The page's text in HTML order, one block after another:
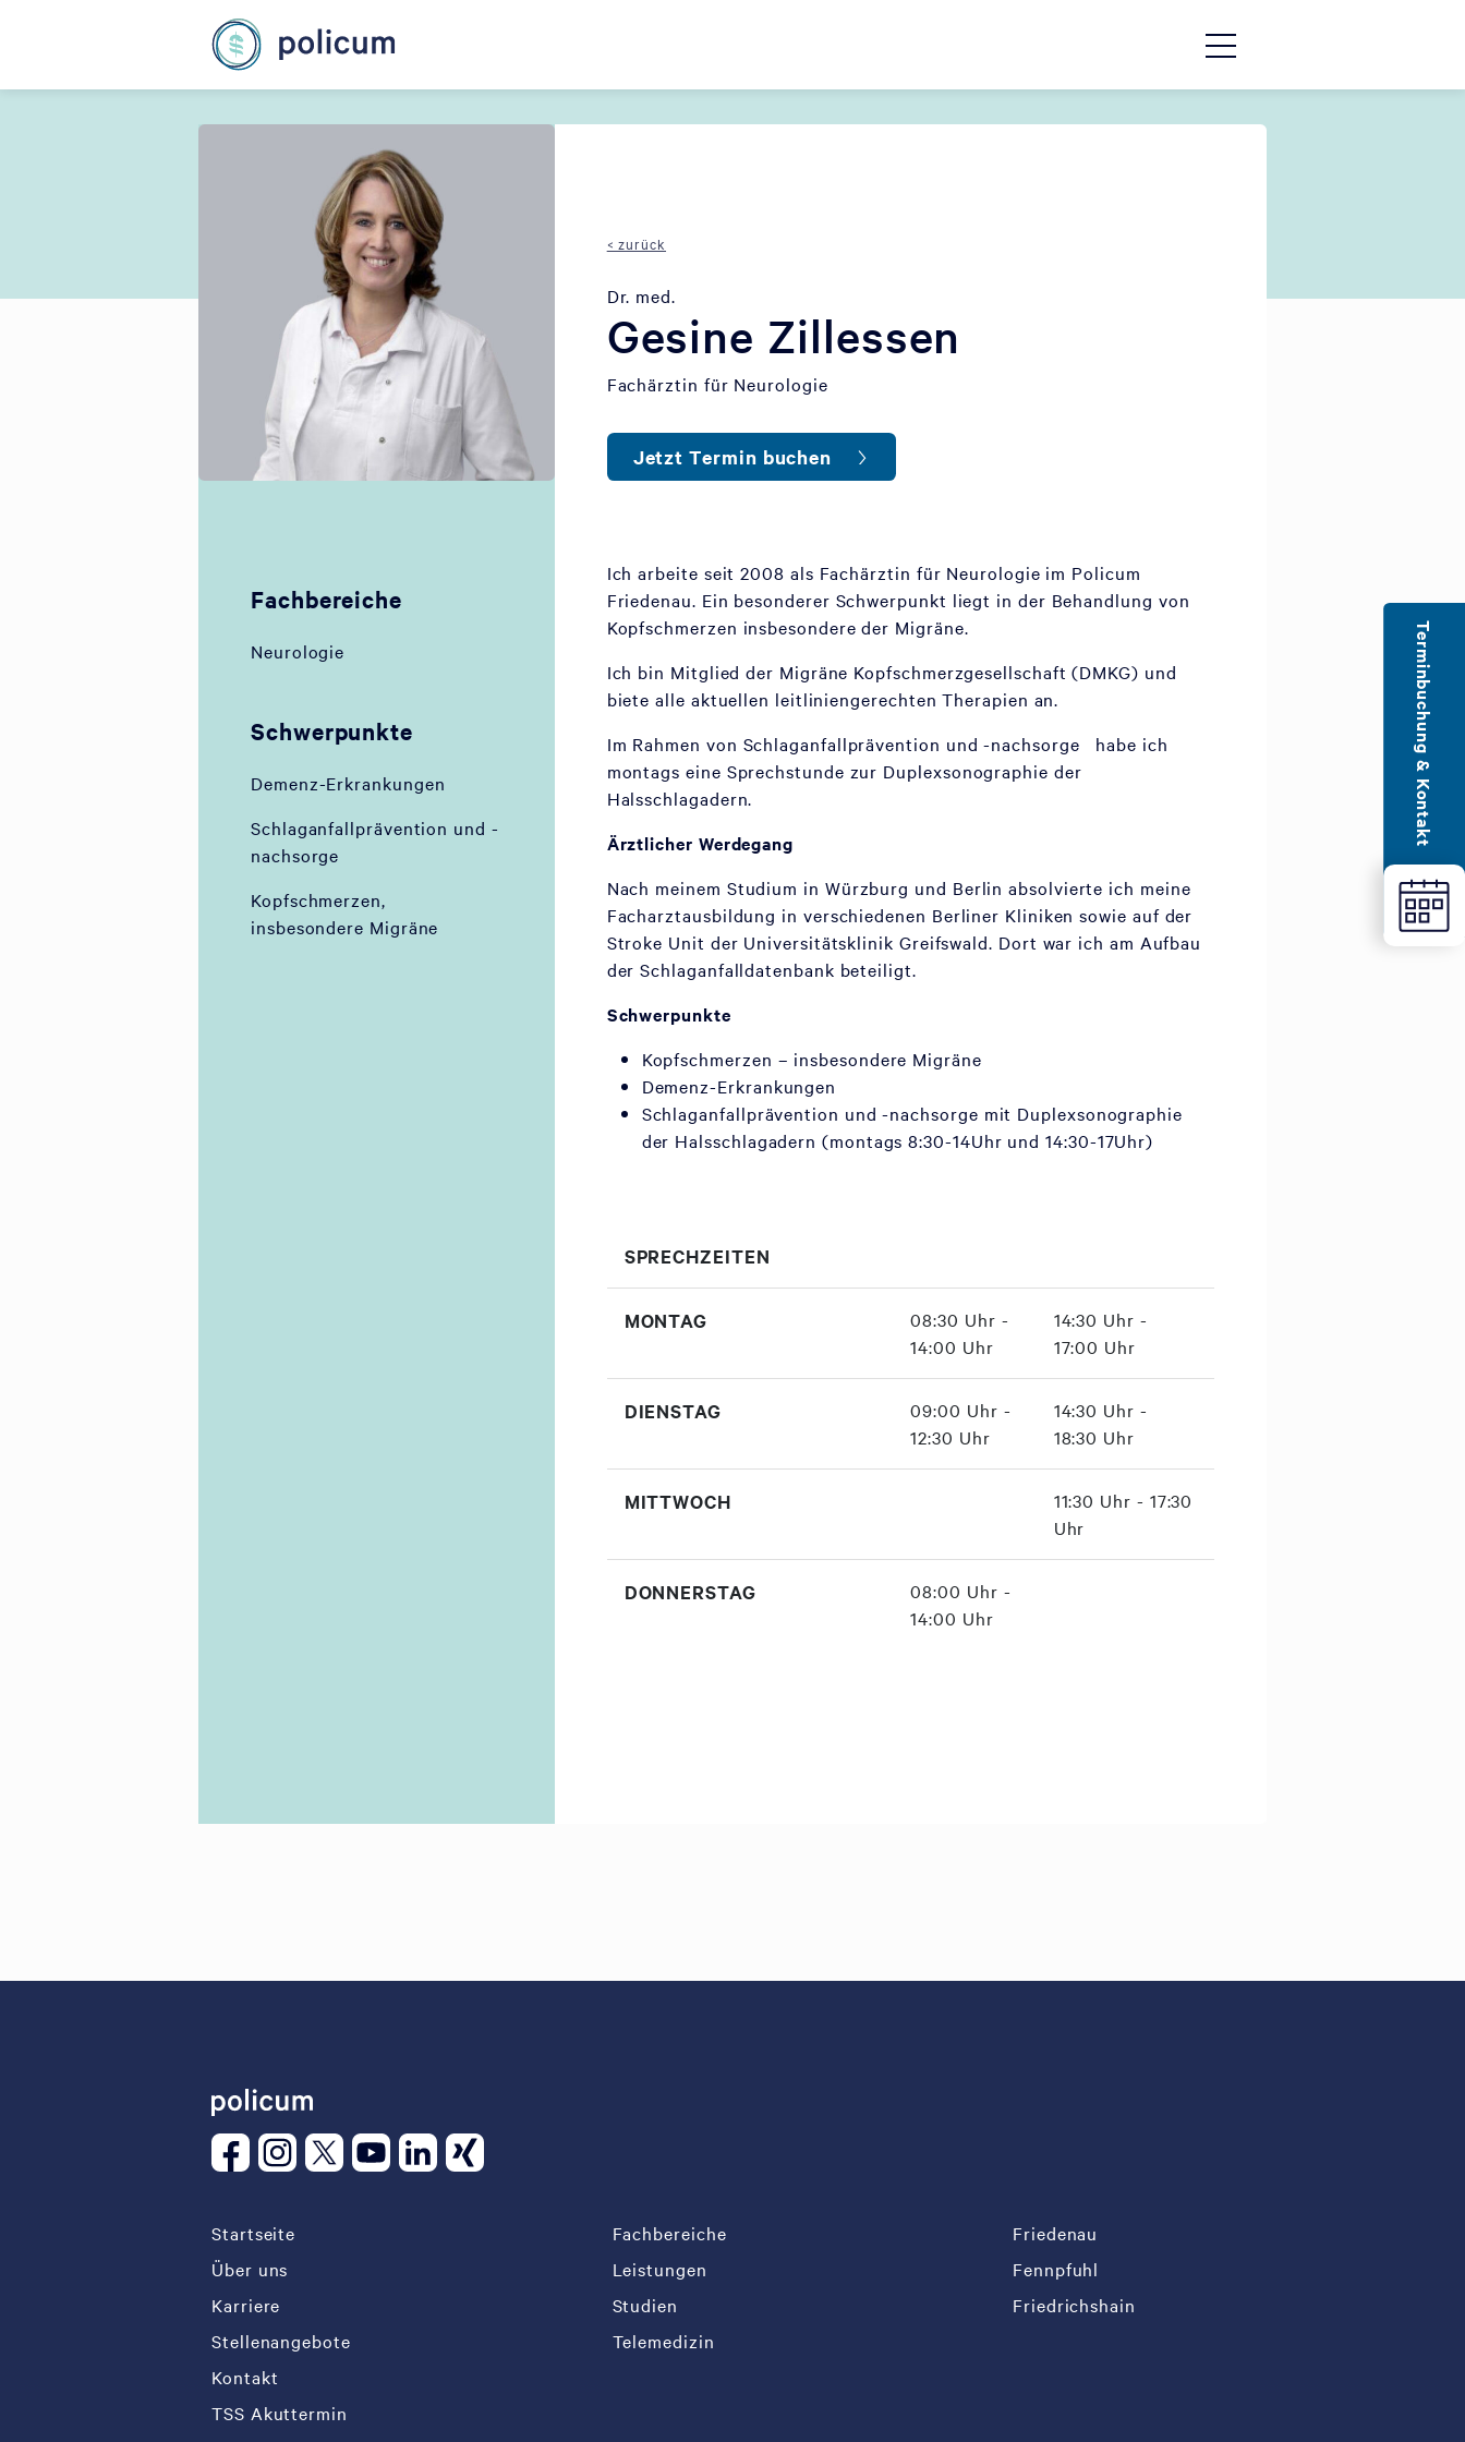
Fachbereiche
Neurologie
Schwerpunkte
Demenz-Erkrankungen
Schlaganfallprävention und -
nachsorge
Kopfschmerzen,
insbesondere Migräne
< zurück
Dr. med.
Gesine Zillessen
Fachärztin für Neurologie
Jetzt Termin buchen
Ich arbeite seit 2008 als Fachärztin für Neurologie im Policum
Friedenau. Ein besonderer Schwerpunkt liegt in der Behandlung von
Kopfschmerzen insbesondere der Migräne.
Ich bin Mitglied der Migräne Kopfschmerzgesellschaft (DMKG) und
biete alle aktuellen leitliniengerechten Therapien an.
Im Rahmen von Schlaganfallprävention und -nachsorge
habe ich
montags eine Sprechstunde zur Duplexsonographie der
Halsschlagadern.
Ärztlicher Werdegang
Nach meinem Studium in Würzburg und Berlin absolvierte ich meine
Facharztausbildung in verschiedenen Berliner Kliniken sowie auf der
Stroke Unit der Universitätsklinik Greifswald. Dort war ich am Aufbau
der Schlaganfalldatenbank beteiligt.
Schwerpunkte
Kopfschmerzen – insbesondere Migräne
Demenz-Erkrankungen
Schlaganfallprävention und -nachsorge mit Duplexsonographie
der Halsschlagadern (montags 8:30-14Uhr und 14:30-17Uhr)
SPRECHZEITEN
MONTAG
08:30 Uhr -
14:00 Uhr
14:30 Uhr -
17:00 Uhr
DIENSTAG
09:00 Uhr -
12:30 Uhr
14:30 Uhr -
18:30 Uhr
MITTWOCH
11:30 Uhr - 17:30
Uhr
DONNERSTAG
08:00 Uhr -
14:00 Uhr
Startseite
Über uns
Karriere
Stellenangebote
Kontakt
TSS Akuttermin
Fachbereiche
Leistungen
Studien
Telemedizin
Friedenau
Fennpfuhl
Friedrichshain
Terminbuchung & Kontakt